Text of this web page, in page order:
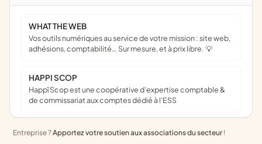
WHAT THE WEB
Vos outils numériques au service de votre mission : site web,
adhésions, comptabilité… Sur mesure, et à prix libre. 💡
HAPPI SCOP
Happï Scop est une coopérative d’expertise comptable &
de commissariat aux comptes dédié à l'ESS
Entreprise ?Apportez votre soutien aux associations du secteur !